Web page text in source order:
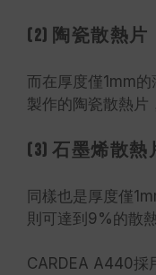
(2) 陶瓷散熱片
而在厚度僅1mm
製作的陶瓷散熱片
(3) 石墨烯散熱
同樣也是厚度僅
則可達到9%的散熱
CARDEA A440採